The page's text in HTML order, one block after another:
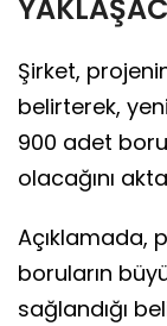
Şirket,
belirterek,
900 adet
olacağını
Açıklamada,
boruların
sağlandığı